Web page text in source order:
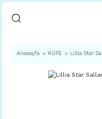
Anasayfa KÜPE Lillia Star